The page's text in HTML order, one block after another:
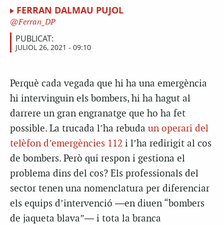
FERRAN DALMAU PUJOL
Ferran_DP
PUBLICAT:
JULIOL 26, 2021 - 09:10
Perquè cada vegada que hi ha una emergència
hi intervinguin els bombers, hi ha hagut al
darrere un gran engranatge que ho ha fet
possible. La trucada l’ha rebuda un operari del
telèfon d’emergències 112 i l’ha redirigit al cos
de bombers. Però qui respon i gestiona el
problema dins del cos? Els professionals del
sector tenen una nomenclatura per diferenciar
els equips d’intervenció ―en diuen “bombers
de jaqueta blava”― i tota la branca